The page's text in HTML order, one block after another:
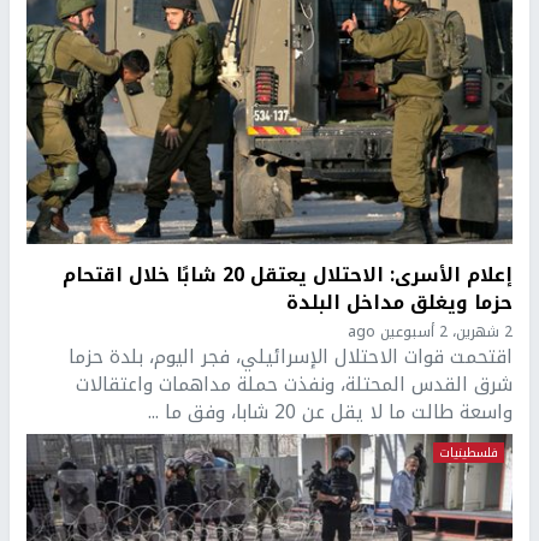
إعلام الأسرى: الاحتلال يعتقل 20 شابًا خلال اقتحام
حزما ويغلق مداخل البلدة
2 شهرين، 2 أسبوعين ago
اقتحمت قوات الاحتلال الإسرائيلي، فجر اليوم، بلدة حزما
شرق القدس المحتلة، ونفذت حملة مداهمات واعتقالات
واسعة طالت ما لا يقل عن 20 شابا، وفق ما ...
فلسطينيات